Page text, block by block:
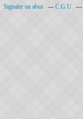
Signaler un abus C.G.U.